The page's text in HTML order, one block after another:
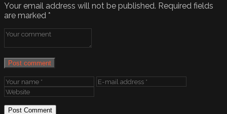
Your email address will not be published. Required fields
are marked *
Post comment